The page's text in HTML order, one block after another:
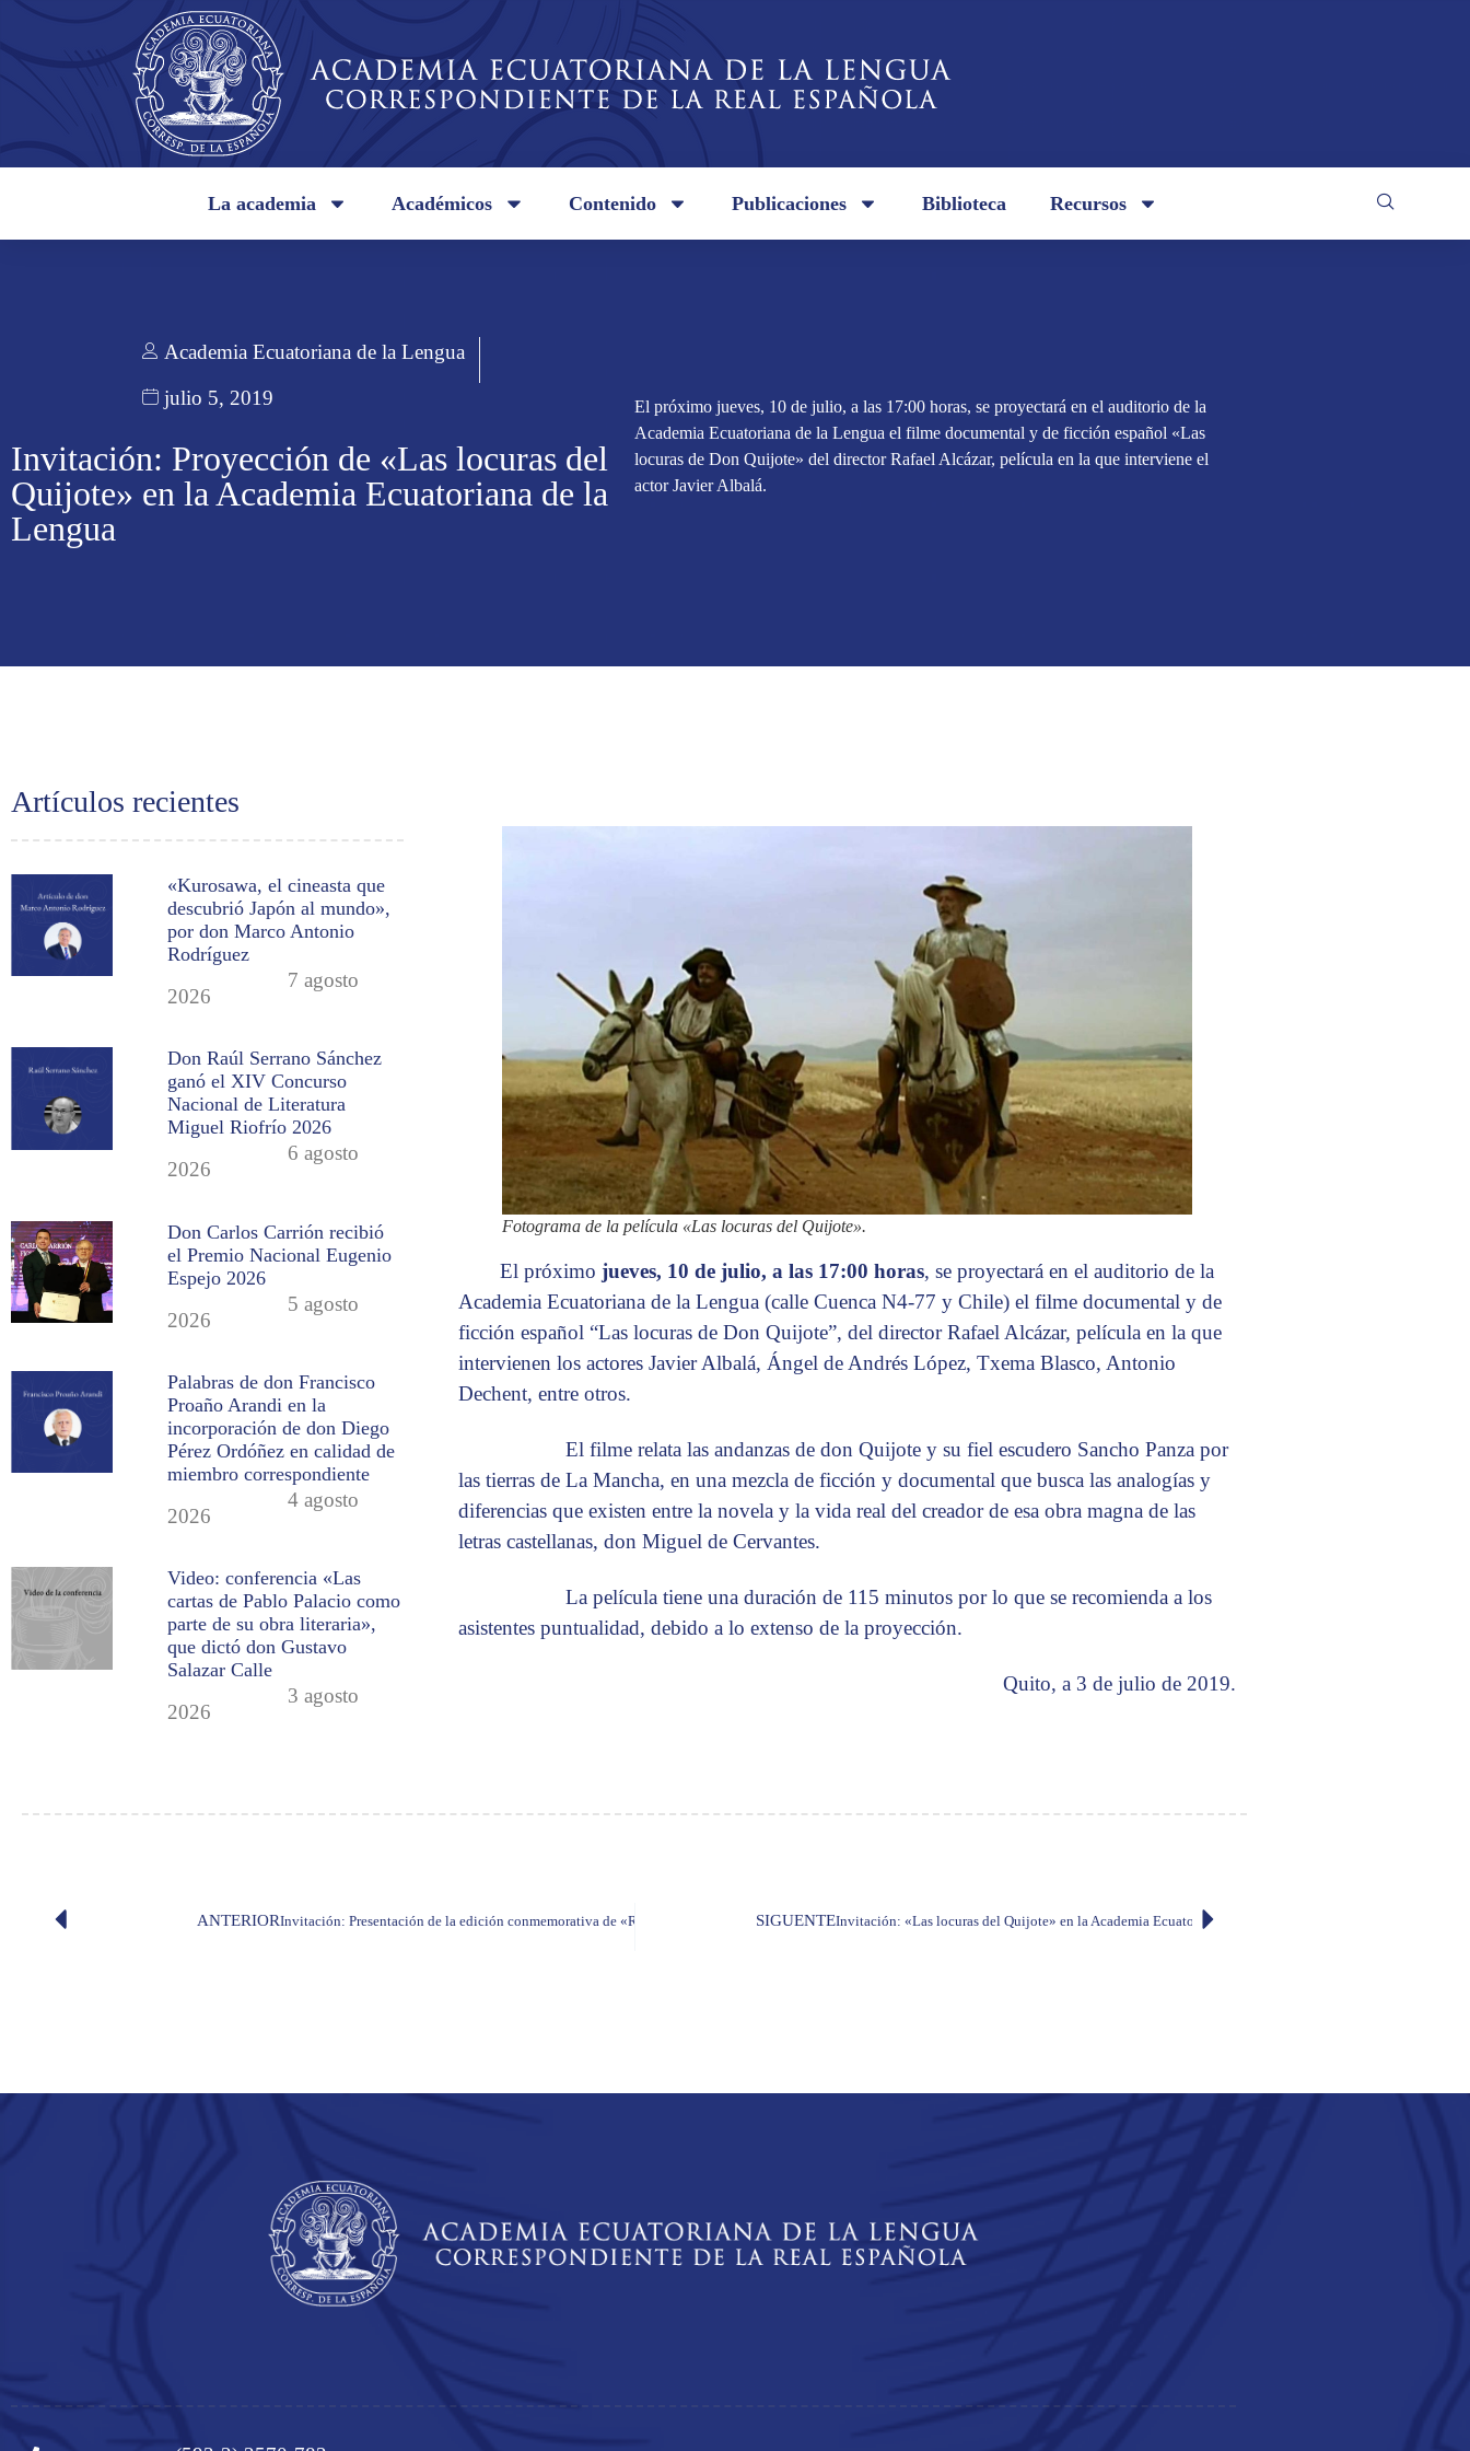
La academia Académicos Contenido Publicaciones Biblioteca Recursos
Academia Ecuatoriana de la Lengua
julio 5, 2019
Invitación: Proyección de «Las locuras del
Quijote» en la Academia Ecuatoriana de la
Lengua
El próximo jueves, 10 de julio, a las 17:00 horas, se proyectará en el auditorio de la
Academia Ecuatoriana de la Lengua el filme documental y de ficción español «Las
locuras de Don Quijote» del director Rafael Alcázar, película en la que interviene el
actor Javier Albalá.
Artículos recientes
«Kurosawa, el cineasta que
descubrió Japón al mundo»,
por don Marco Antonio
Rodríguez
7 agosto
2026
Don Raúl Serrano Sánchez
ganó el XIV Concurso
Nacional de Literatura
Miguel Riofrío 2026
6 agosto
2026
Don Carlos Carrión recibió
el Premio Nacional Eugenio
Espejo 2026
5 agosto
2026
Palabras de don Francisco
Proaño Arandi en la
incorporación de don Diego
Pérez Ordóñez en calidad de
miembro correspondiente
4 agosto
2026
Video: conferencia «Las
cartas de Pablo Palacio como
parte de su obra literaria»,
que dictó don Gustavo
Salazar Calle
3 agosto
2026
Fotograma de la película «Las locuras del Quijote».
El próximojueves, 10 de julio, a las 17:00 horas, se proyectará en el auditorio de la
Academia Ecuatoriana de la Lengua (calle Cuenca N4-77 y Chile) el filme documental y de
ficción español “Las locuras de Don Quijote”, del director Rafael Alcázar, película en la que
intervienen los actores Javier Albalá, Ángel de Andrés López, Txema Blasco, Antonio
Dechent, entre otros.
El filme relata las andanzas de don Quijote y su fiel escudero Sancho Panza por
las tierras de La Mancha, en una mezcla de ficción y documental que busca las analogías y
diferencias que existen entre la novela y la vida real del creador de esa obra magna de las
letras castellanas, don Miguel de Cervantes.
La película tiene una duración de 115 minutos por lo que se recomienda a los
asistentes puntualidad, debido a lo extenso de la proyección.
Quito, a 3 de julio de 2019.
ANTERIORInvitación: Presentación de la edición conmemorativa de «Rayuela» de Julio CortázarSIGUENTEInvitación: «Las locuras del Quijote» en la Academia Ecuatoriana de la Lengua